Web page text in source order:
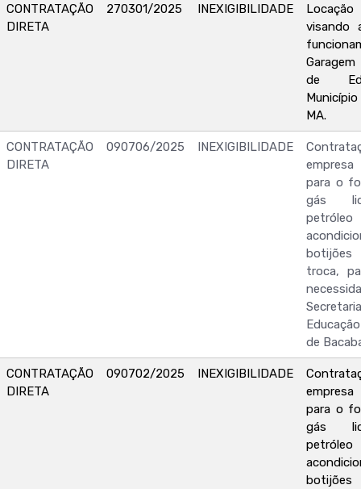
CONTRATAÇÃO
DIRETA
270301/2025 INEXIGIBILIDADE
visando
de
MA.
CONTRATAÇÃO
DIRETA
090706/2025 INEXIGIBILIDADE
para o
gás
troca,
de
CONTRATAÇÃO
DIRETA
090702/2025 INEXIGIBILIDADE
para o
gás